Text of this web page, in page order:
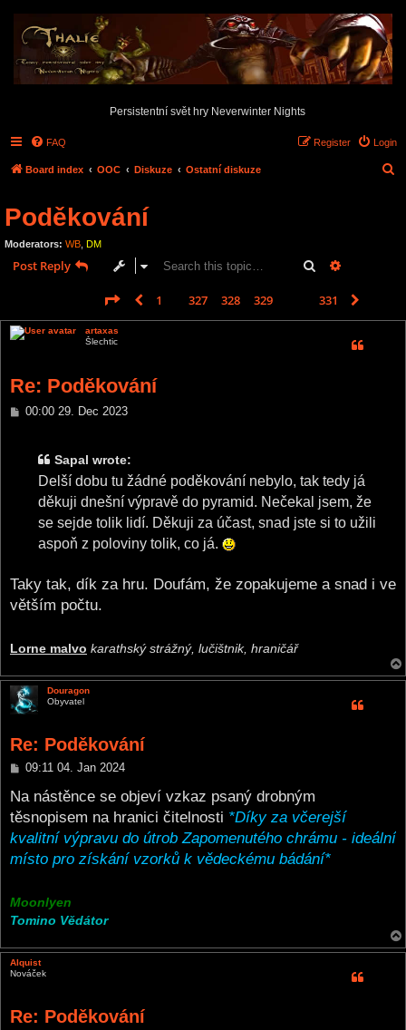
Persistentní svět hry Neverwinter Nights
FAQ Login
Register
Board index OOC Diskuze Ostatní diskuze
Poděkování
Moderators: WB DM
Post Reply Search
Page 330 331
Previous
1 327 328 329 331
artaxas
Šlechtic
Re: Poděkování
P00:00 29. Dec 2023
Sapal wrote:
Delší dobu tu žádné poděkování nebylo, tak tedy já
děkuji dnešní výpravě do pyramid. Nečekal jsem, že
se sejde tolik lidí. Děkuji za účast, snad jste si to užili
aspoň z poloviny tolik, co já.
Taky tak, dík za hru. Doufám, že zopakujeme a snad i ve
větším počtu.
Lorne malvo karathský strážný, lučištnik, hraničář
Douragon
Obyvatel
Re: Poděkování
P
s
09:11 04. Jan 2024
Na nástěnce se objeví vzkaz psaný drobným
těsnopisem na hranici čitelnosti *Díky za včerejší
kvalitní výpravu do útrob Zapomenutého chrámu - ideální
místo pro získání vzorků k vědeckému bádání*
Moonlyen
Tomino Vědátor
Alquist
Nováček
Re: Poděkování